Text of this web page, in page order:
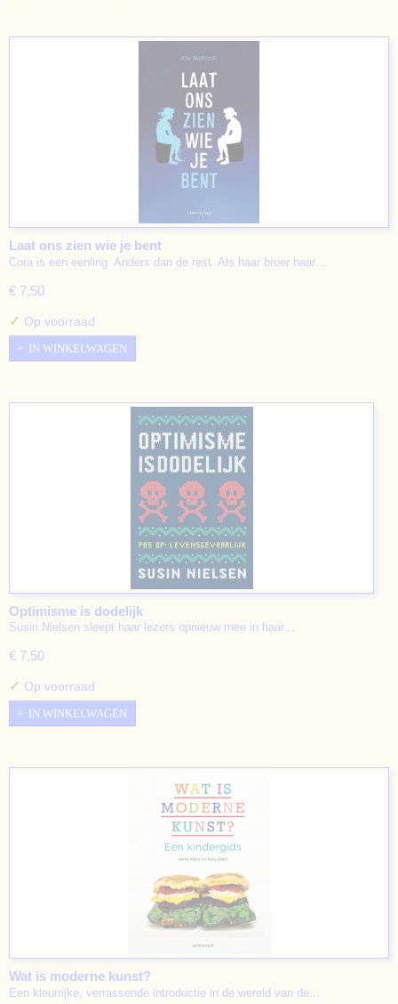
Laat ons zien wie je bent
Cora is een eenling. Anders dan de rest. Als haar broer haar…
€ 7,50
✓ Op voorraad
IN WINKELWAGEN
Optimisme is dodelijk
Susin Nielsen sleept haar lezers opnieuw mee in haar…
€ 7,50
✓ Op voorraad
IN WINKELWAGEN
Wat is moderne kunst?
Een kleurrijke, verrassende introductie in de wereld van de…